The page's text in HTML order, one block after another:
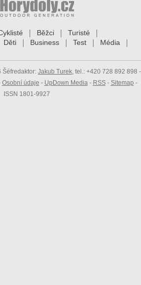
Běžci
Turisté
Děti Business Test
Média
Šéfredaktor: Jakub Turek, tel.: +420 728 892 898 -
Osobní údaje - UpDown Media- RSS- Sitemap -
ISSN 1801-9927